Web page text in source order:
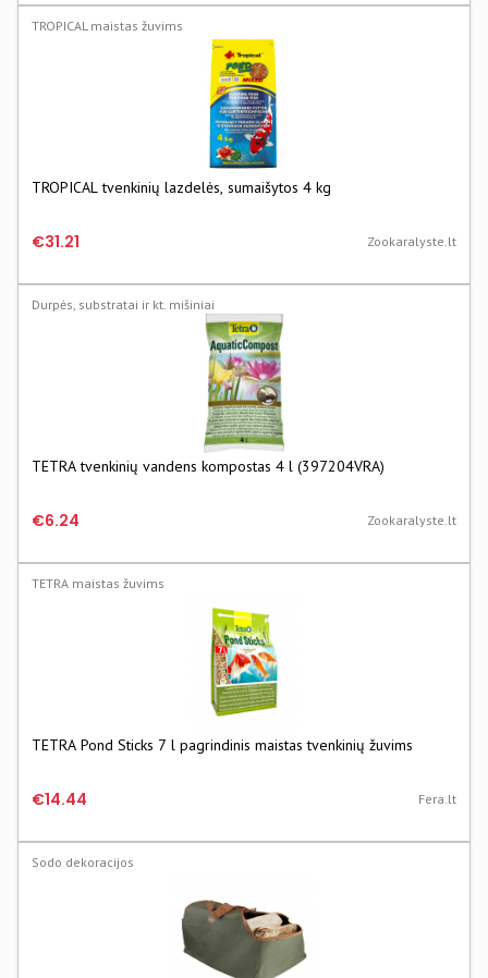
TROPICAL maistas žuvims
TROPICAL tvenkinių lazdelės, sumaišytos 4 kg
€31.21 Zookaralyste.lt
Durpės, substratai ir kt. mišiniai
TETRA tvenkinių vandens kompostas 4 l (397204VRA)
€6.24 Zookaralyste.lt
TETRA maistas žuvims
TETRA Pond Sticks 7 l pagrindinis maistas tvenkinių žuvims
€14.44 Fera.lt
Sodo dekoracijos